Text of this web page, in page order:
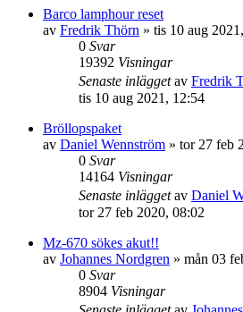
Barco lamphour reset
av Fredrik Thörn » tis 10 aug
0 Svar
19392 Visningar
Senaste inläggetav Fredrik
tis 10 aug 2021, 12:54
Bröllopspaket
av Daniel Wennström » tor 27 feb
0 Svar
14164 Visningar
Senaste inläggetav Daniel
tor 27 feb 2020, 08:02
Mz-670 sökes akut!!
av Johannes Nordgren » mån 03
0 Svar
8904 Visningar